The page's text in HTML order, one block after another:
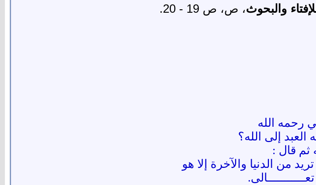
والبحوث، ص، ص 19 - 20.
رحمه الله
إلى الله؟
ثم قال :
من الدنيا والآخرة إلا هو